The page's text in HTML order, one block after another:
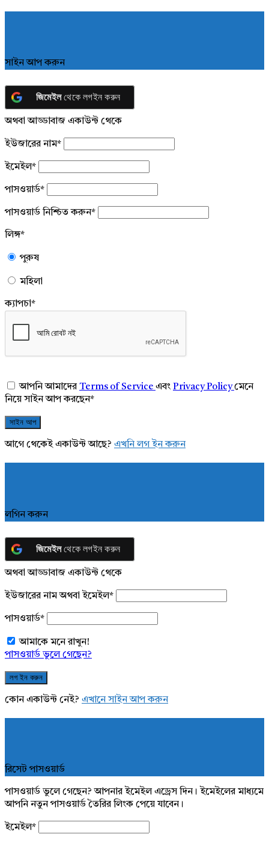
সাইন আপ করুন
জিমেইলথেকে লগইন করুন
অথবা আড্ডাবাজ একাউন্ট থেকে
ইউজারের নাম*
ইমেইল*
পাসওয়ার্ড*
পাসওয়ার্ড নিশ্চিত করুন*
লিঙ্গ*
পুরুষ
মহিলা
ক্যাপচা*
আপনি আমাদেরTerms of Service এবং Privacy Policyমেনে
নিয়ে সাইন আপ করছেন*
আগে থেকেই একাউন্ট আছে? এখনি লগ ইন করুন
লগিন করুন
জিমেইলথেকে লগইন করুন
অথবা আড্ডাবাজ একাউন্ট থেকে
ইউজারের নাম অথবা ইমেইল*
পাসওয়ার্ড*
আমাকে মনে রাখুন!
পাসওয়ার্ড ভুলে গেছেন?
কোন একাউন্ট নেই? এখানে সাইন আপ করুন
রিসেট পাসওয়ার্ড
পাসওয়ার্ড ভুলে গেছেন? আপনার ইমেইল এড্রেস দিন। ইমেইলের মাধ্যমে
আপনি নতুন পাসওয়ার্ড তৈরির লিংক পেয়ে যাবেন।
ইমেইল*